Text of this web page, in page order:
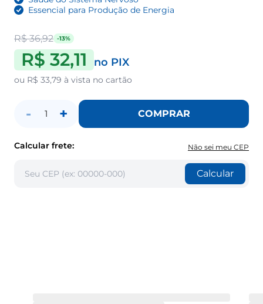
Essencial para Produção de Energia
R$ 36,92 -13%
R$ 32,11 no PIX
ou R$ 33,79 à vista no cartão
- 1 + COMPRAR
Calcular frete: Não sei meu CEP
Calcular